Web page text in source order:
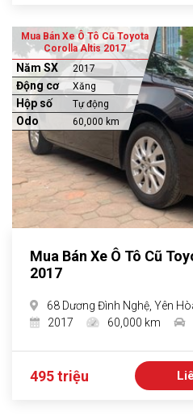
Mua Bán Xe Ô Tô Cũ Toyota
Corolla Altis 2017
Năm SX 2017
Động cơ Xăng
Hộp số Tự động
Odo 60,000 km
Mua Bán Xe Ô Tô Cũ
2017
68 Dương Đình Nghệ, Yên
2017
60,000 km
495 triệu